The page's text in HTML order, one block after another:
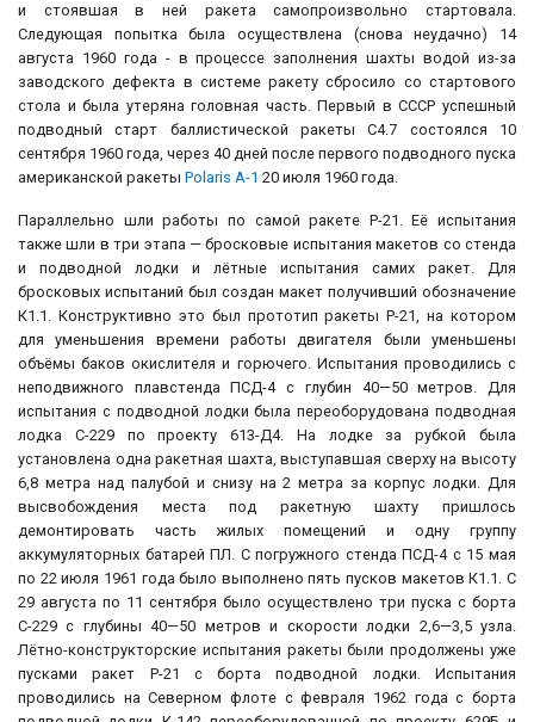
и стоявшая в ней ракета самопроизвольно стартовала.
Следующая попытка была осуществлена (снова неудачно) 14
августа 1960 года - в процессе заполнения шахты водой из-за
заводского дефекта в системе ракету сбросило со стартового
стола и была утеряна головная часть. Первый в СССР успешный
подводный старт баллистической ракеты С4.7 состоялся 10
сентября 1960 года, через 40 дней после первого подводного пуска
американской ракеты Polaris A-1 20 июля 1960 года.
Параллельно шли работы по самой ракете Р-21. Её испытания
также шли в три этапа — бросковые испытания макетов со стенда
и подводной лодки и лётные испытания самих ракет. Для
бросковых испытаний был создан макет получивший обозначение
К1.1. Конструктивно это был прототип ракеты Р-21, на котором
для уменьшения времени работы двигателя были уменьшены
объёмы баков окислителя и горючего. Испытания проводились с
неподвижного плавстенда ПСД-4 с глубин 40—50 метров. Для
испытания с подводной лодки была переоборудована подводная
лодка С-229 по проекту 613-Д4. На лодке за рубкой была
установлена одна ракетная шахта, выступавшая сверху на высоту
6,8 метра над палубой и снизу на 2 метра за корпус лодки. Для
высвобождения места под ракетную шахту пришлось
демонтировать часть жилых помещений и одну группу
аккумуляторных батарей ПЛ. С погружного стенда ПСД-4 с 15 мая
по 22 июля 1961 года было выполнено пять пусков макетов К1.1. С
29 августа по 11 сентября было осуществлено три пуска с борта
С-229 с глубины 40—50 метров и скорости лодки 2,6—3,5 узла.
Лётно-конструкторские испытания ракеты были продолжены уже
пусками ракет Р-21 с борта подводной лодки. Испытания
проводились на Северном флоте с февраля 1962 года с борта